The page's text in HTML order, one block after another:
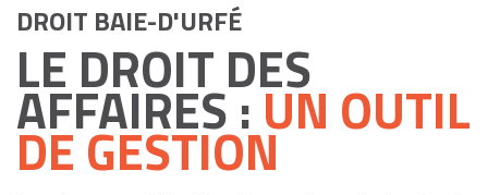
DROIT BAIE-D'URFÉ
LE DROIT DES
AFFAIRES :UN OUTIL
DE GESTION